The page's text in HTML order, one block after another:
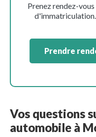
Prenez rendez-
Prendre
Vos questions
automobile à